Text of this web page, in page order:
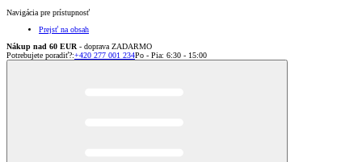
Navigácia pre prístupnosť
Prejsť na obsah
Nákup nad 60 EUR - doprava ZADARMO
Potrebujete poradiť?:+420 277 001 234Po - Pia: 6:30 - 15:00